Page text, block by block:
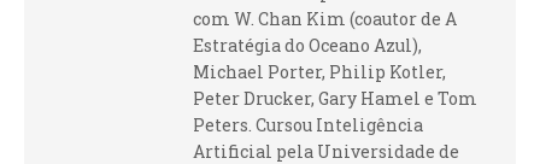
com W. Chan Kim (coautor de A
Estratégia do Oceano Azul),
Michael Porter, Philip Kotler,
Peter Drucker, Gary Hamel e Tom
Peters. Cursou Inteligência
Artificial pela Universidade de